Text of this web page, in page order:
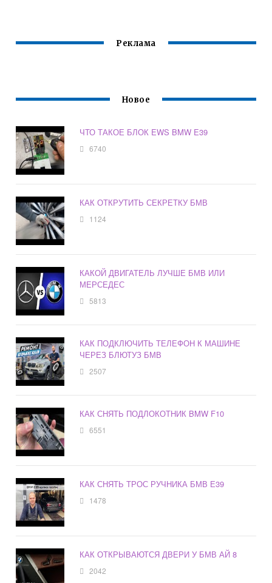
Реклама
Новое
ЧТО ТАКОЕ БЛОК EWS BMW E39
6740
КАК ОТКРУТИТЬ СЕКРЕТКУ БМВ
1124
КАКОЙ ДВИГАТЕЛЬ ЛУЧШЕ БМВ ИЛИ
МЕРСЕДЕС
5813
КАК ПОДКЛЮЧИТЬ ТЕЛЕФОН К МАШИНЕ
ЧЕРЕЗ БЛЮТУЗ БМВ
2507
КАК СНЯТЬ ПОДЛОКОТНИК BMW F10
6551
КАК СНЯТЬ ТРОС РУЧНИКА БМВ Е39
1478
КАК ОТКРЫВАЮТСЯ ДВЕРИ У БМВ АЙ 8
2042